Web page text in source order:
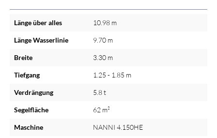
Länge über alles 10.98 m
Länge Wasserlinie 9.70 m
Breite 3.30 m
Tiefgang 1.25 - 1.85 m
Verdrängung 5.8 t
Segelfläche 62 m²
Maschine NANNI 4.150HE